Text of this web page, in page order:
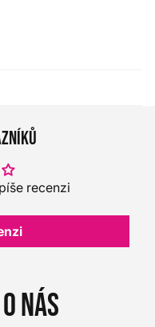
recenzi
nás